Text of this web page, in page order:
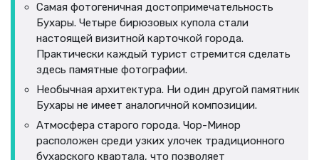
Самая фотогеничная достопримечательность
Бухары. Четыре бирюзовых купола стали
настоящей визитной карточкой города.
Практически каждый турист стремится сделать
здесь памятные фотографии.
Необычная архитектура. Ни один другой памятник
Бухары не имеет аналогичной композиции.
Атмосфера старого города. Чор-Минор
расположен среди узких улочек традиционного
бухарского квартала, что позволяет